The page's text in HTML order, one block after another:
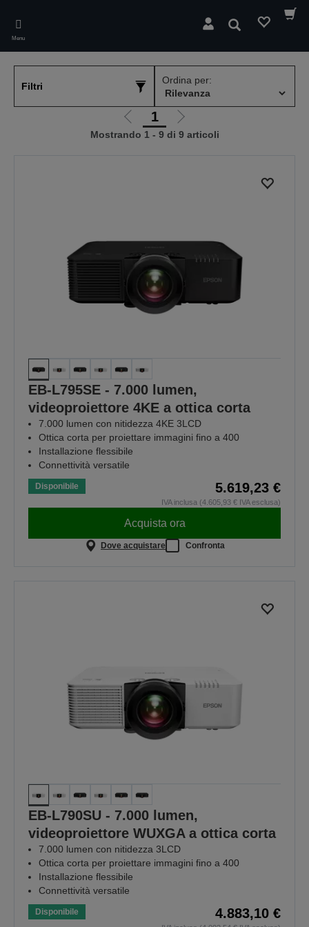
main
content
Menu
Cerca
Filtri
Ordina per:
Vai
alla
1
Vai
alla
Mostrando 1 - 9 di 9 articoli
EB-L795SE - 7.000 lumen,
videoproiettore 4KE a ottica corta
7.000 lumen con nitidezza 4KE 3LCD
Ottica corta per proiettare immagini fino a 400
Installazione flessibile
Connettività versatile
Disponibile 5.619,23 €
IVA inclusa (4.605,93 € IVA esclusa)
Acquista ora
Dove acquistare Confronta
EB-L790SU - 7.000 lumen,
videoproiettore WUXGA a ottica corta
7.000 lumen con nitidezza 3LCD
Ottica corta per proiettare immagini fino a 400
Installazione flessibile
Connettività versatile
Disponibile 4.883,10 €